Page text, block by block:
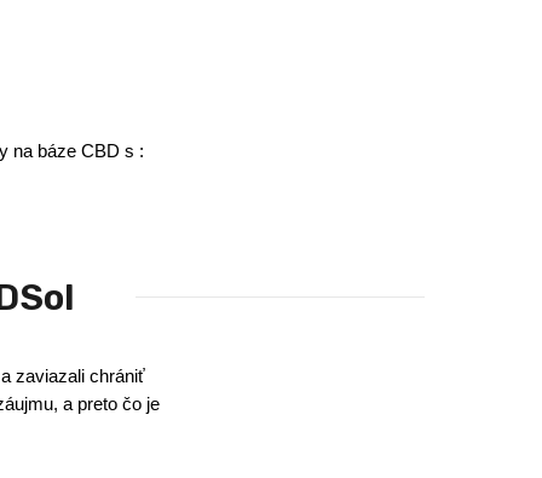
na báze CBD s :
zaviazali chrániť
a preto čo je